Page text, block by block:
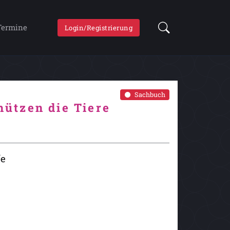
Login/Registrierung
Sachbuch
die Tiere